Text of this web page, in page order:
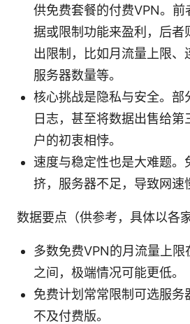
供免费套餐的付费VPN。前
据或限制功能来盈利，后者
出限制，比如月流量上限、
服务器数量等。
核心挑战是隐私与安全。部
日志，甚至将数据出售给第
户的初衷相悖。
速度与稳定性也是大难题。
挤，服务器不足，导致网速
数据要点（供参考，具体以各
多数免费VPN的月流量上
之间，极端情况可能更低。
免费计划常常限制可选服务
不及付费版。